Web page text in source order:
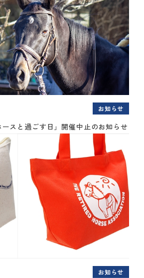
お知らせ
スと過ごす日」開催中止のお知らせ
お知らせ